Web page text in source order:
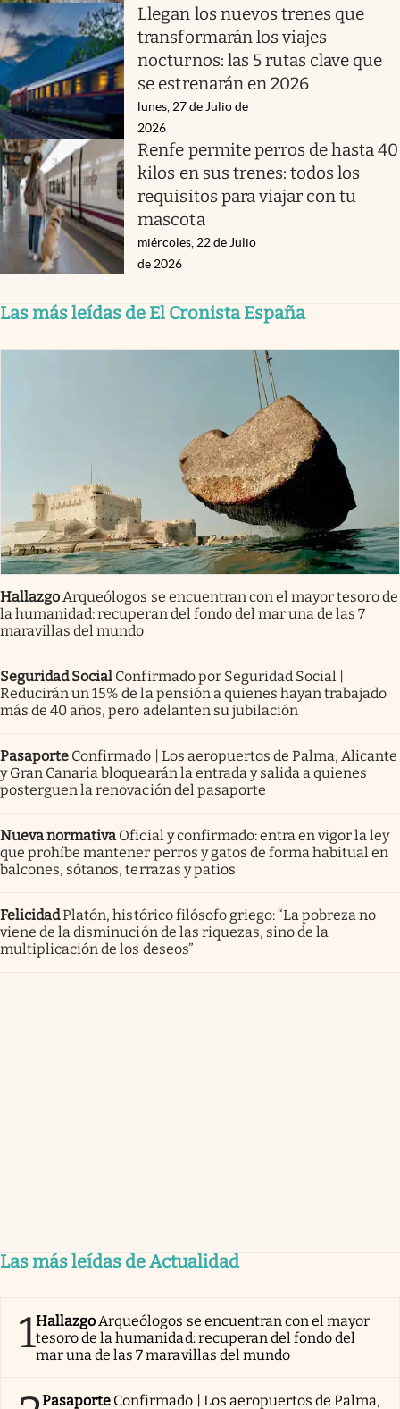
Llegan los nuevos trenes que
transformarán los viajes
nocturnos: las 5 rutas clave que
se estrenarán en 2026
lunes, 27 de Julio de
2026
Renfe permite perros de hasta 40
kilos en sus trenes: todos los
requisitos para viajar con tu
mascota
miércoles, 22 de Julio
de 2026
Las más leídas de El Cronista España
Hallazgo Arqueólogos se encuentran con el mayor tesoro de
la humanidad: recuperan del fondo del mar una de las 7
maravillas del mundo
Seguridad Social Confirmado por Seguridad Social |
Reducirán un 15% de la pensión a quienes hayan trabajado
más de 40 años, pero adelanten su jubilación
Pasaporte Confirmado | Los aeropuertos de Palma, Alicante
y Gran Canaria bloquearán la entrada y salida a quienes
posterguen la renovación del pasaporte
Nueva normativa Oficial y confirmado: entra en vigor la ley
que prohíbe mantener perros y gatos de forma habitual en
balcones, sótanos, terrazas y patios
FelicidadPlatón, histórico filósofo griego: “La pobreza no
viene de la disminución de las riquezas, sino de la
multiplicación de los deseos”
Las más leídas de Actualidad
1Hallazgo Arqueólogos se encuentran con el mayor
tesoro de la humanidad: recuperan del fondo del
mar una de las 7 maravillas del mundo
Pasaporte Confirmado | Los aeropuertos de Palma,